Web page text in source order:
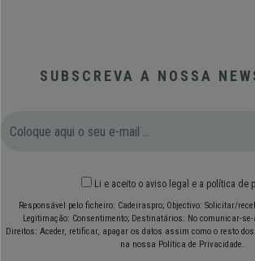
SUBSCREVA A NOSSA
Li e aceito o aviso legal e a política de
Responsável pelo ficheiro: Cadeiraspro; Objectivo: Solicitar/
Legitimação: Consentimento; Destinatários: No comunicar-
Direitos: Aceder, retificar, apagar os datos assim como o resto
na nossa Política de Privacidade.